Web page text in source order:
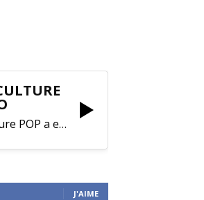
La Culture POP a enfin trouvé sa RADIO !
J'AIME